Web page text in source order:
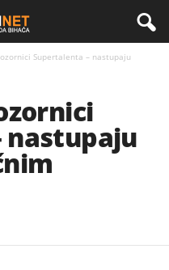
Supertalenta – nastupaju
nastupaju